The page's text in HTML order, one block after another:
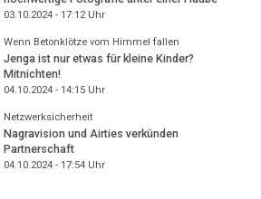
03.10.2024 - 17:12Uhr
Wenn Betonklötze vom Himmel fallen
Jenga ist nur etwas für kleine Kinder?
Mitnichten!
04.10.2024 - 14:15Uhr
Netzwerksicherheit
Nagravision und Airties verkünden
Partnerschaft
04.10.2024 - 17:54Uhr